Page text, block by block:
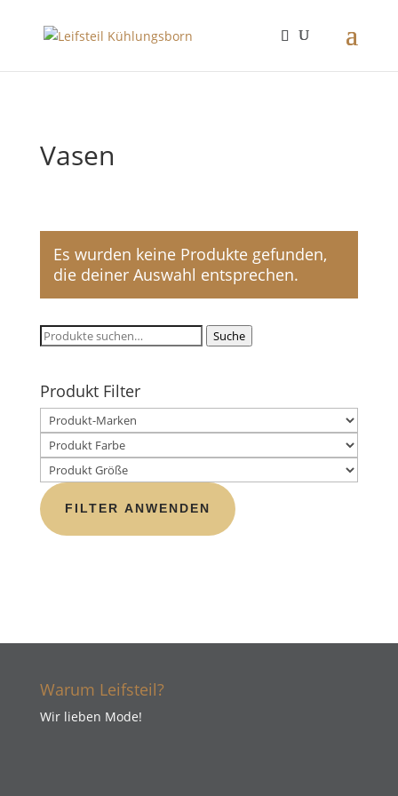
Vasen
Es wurden keine Produkte gefunden,
die deiner Auswahl entsprechen.
Suche
Suche
Produkt Filter
FILTER ANWENDEN
Warum Leifsteil?
Wir lieben Mode!